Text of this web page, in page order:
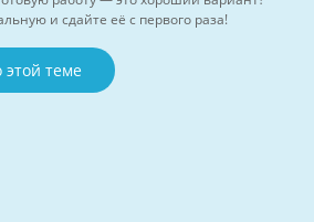
и сдайте её с первого раза!
этой теме